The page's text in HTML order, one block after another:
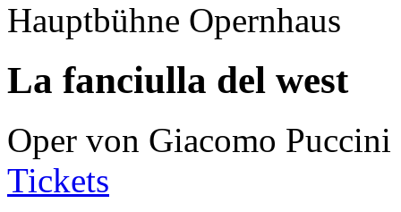
Hauptbühne Opernhaus
La fanciulla del west
Oper von Giacomo Puccini
Tickets